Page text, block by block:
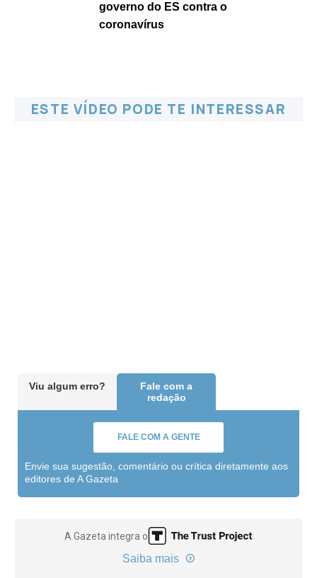
governo do ES contra o
coronavírus
ESTE VÍDEO PODE TE INTERESSAR
Viu algum erro?
Fale com a
redação
FALE COM A GENTE
Envie sua sugestão, comentário ou crítica diretamente aos
editores de A Gazeta
A Gazeta integra o
Saiba mais